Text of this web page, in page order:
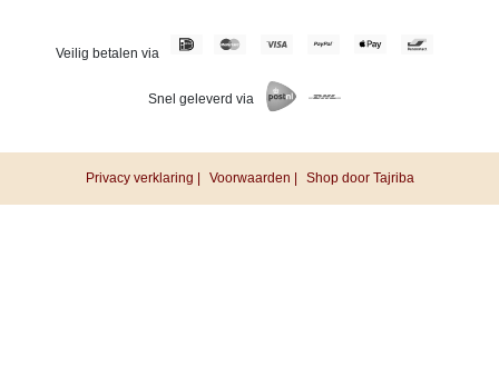
Veilig betalen via
Snel geleverd via
Privacy verklaring | Voorwaarden | Shop door Tajriba